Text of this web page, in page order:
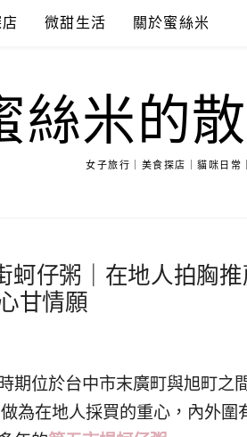
微甜生活 關於蜜絲米
絲米的
女子旅行｜美食探店｜貓咪日常
蚵仔粥｜在地人拍胸
甘情願
期位於台中市末廣町與旭町之
為在地人採買的重心，內外圍